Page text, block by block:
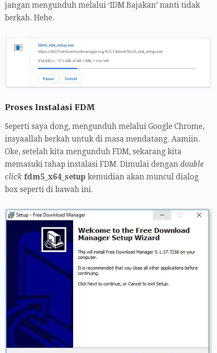
jangan mengunduh melalui ‘IDM Bajakan’ nanti tidak
berkah. Hehe.
Proses Instalasi FDM
Seperti saya dong, mengunduh melalui Google Chrome,
insyaallah berkah untuk di masa mendatang. Aamiin.
Oke, setelah kita mengunduh FDM, sekarang kita
memasuki tahap instalasi FDM. Dimulai dengan double
click fdm5_x64_setup kemudian akan muncul dialog
box seperti di bawah ini.